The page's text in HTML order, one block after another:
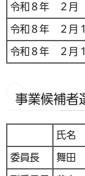
令和８年 ２月
令和８年 ２月
令和８年 ２月
事業候補者
氏名
委員長 舞田